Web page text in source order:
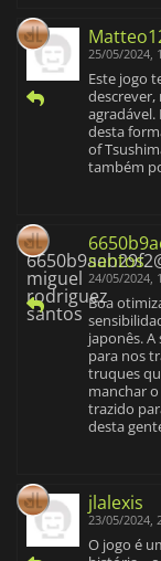
25/05/2024,
Este jogo
desta
of
também
santos
24/05/2024,
Boa
japonês.
para nos
truques
manchar
trazido
desta
jlalexis
23/05/2024,
O jogo é